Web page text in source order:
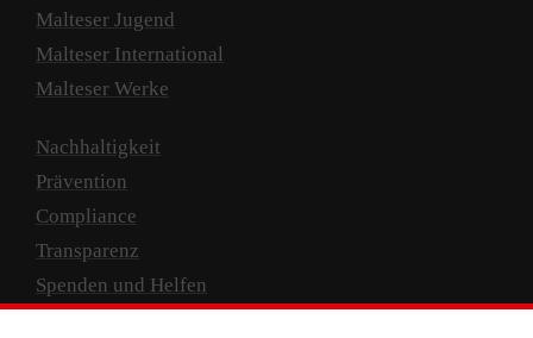
Malteser Jugend
Malteser International
Malteser Werke
Nachhaltigkeit
Prävention
Compliance
Transparenz
Spenden und Helfen